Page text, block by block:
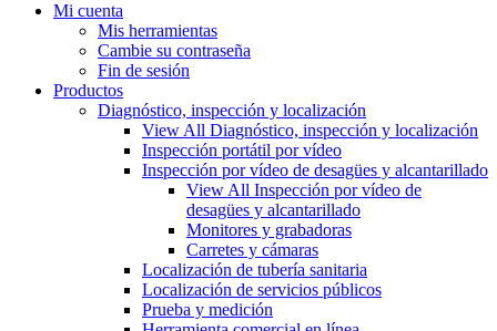
Mi cuenta
Mis herramientas
Cambie su contraseña
Fin de sesión
Productos
Diagnóstico, inspección y localización
View All Diagnóstico, inspección y localización
Inspección portátil por vídeo
Inspección por vídeo de desagües y alcantarillado
View All Inspección por vídeo de
desagües y alcantarillado
Monitores y grabadoras
Carretes y cámaras
Localización de tubería sanitaria
Localización de servicios públicos
Prueba y medición